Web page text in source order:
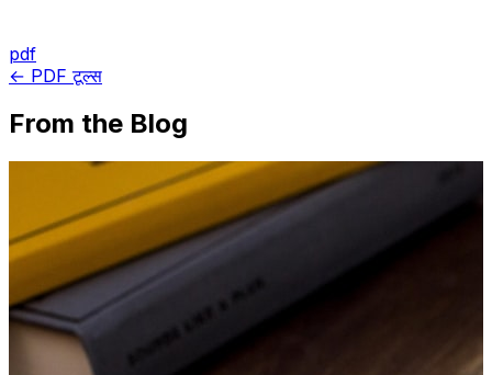
pdf
← PDF टूल्स
From the Blog